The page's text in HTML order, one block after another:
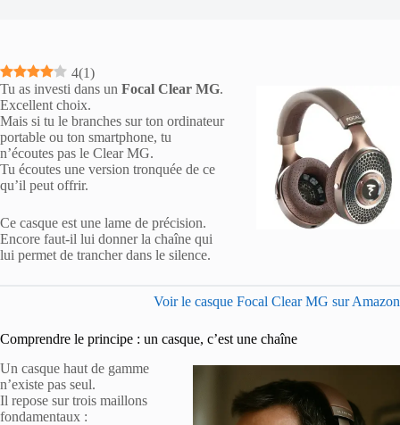
4(1)
Tu as investi dans un Focal Clear MG.
Excellent choix.
Mais si tu le branches sur ton ordinateur
portable ou ton smartphone, tu
n’écoutes pas le Clear MG.
Tu écoutes une version tronquée de ce
qu’il peut offrir.
Ce casque est une lame de précision.
Encore faut-il lui donner la chaîne qui
lui permet de trancher dans le silence.
Voir le casque Focal Clear MG sur Amazon
Comprendre le principe : un casque, c’est une chaîne
Un casque haut de gamme
n’existe pas seul.
Il repose sur trois maillons
fondamentaux :